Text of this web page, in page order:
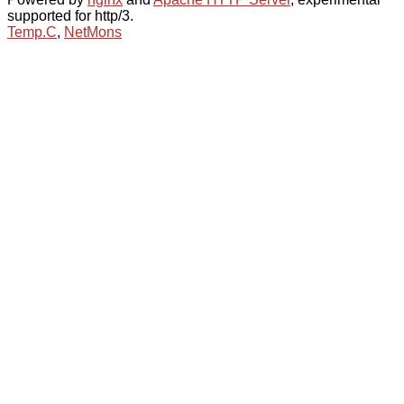
supported for http/3.
Temp.C, NetMons